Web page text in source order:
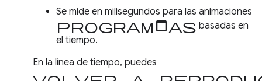
Se mide en milisegundos para las animaciones
programadas basadas en
el tiempo.
En la línea de tiempo, puedes